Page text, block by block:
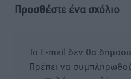
Προσθέστε ένα σχόλιο
Το E-mail δεν θα
Πρέπει να